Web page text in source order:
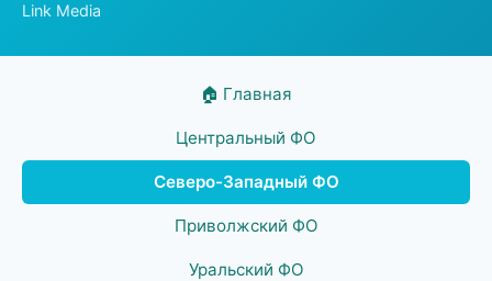
Link Media
🏠 Главная
Центральный ФО
Северо-Западный ФО
Приволжский ФО
Уральский ФО